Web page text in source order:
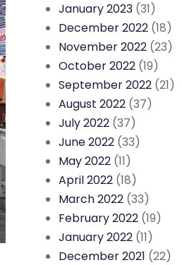
January 2023 (31)
December 2022 (18)
November 2022 (23)
October 2022 (19)
September 2022 (21)
August 2022 (37)
July 2022 (37)
June 2022 (33)
May 2022 (11)
April 2022 (18)
March 2022 (33)
February 2022 (19)
January 2022 (11)
December 2021 (22)